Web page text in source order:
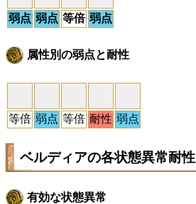
弱点 弱点 等倍 弱点
属性別の弱点と耐性
等倍 弱点 等倍 耐性 弱点
ベルディアの各状態異常耐性
有効な状態異常